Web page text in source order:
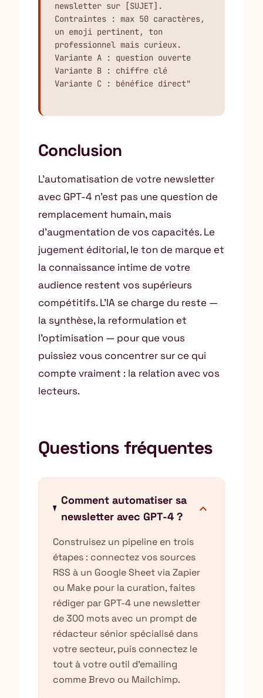
newsletter sur [SUJET].
Contraintes : max 50 caractères,
un emoji pertinent, ton
professionnel mais curieux.
Variante A : question ouverte
Variante B : chiffre clé
Variante C : bénéfice direct"
Conclusion
L’automatisation de votre newsletter
avec GPT-4 n’est pas une question de
remplacement humain, mais
d’augmentation de vos capacités. Le
jugement éditorial, le ton de marque et
la connaissance intime de votre
audience restent vos supérieurs
compétitifs. L’IA se charge du reste —
la synthèse, la reformulation et
l’optimisation — pour que vous
puissiez vous concentrer sur ce qui
compte vraiment : la relation avec vos
lecteurs.
Questions fréquentes
Comment automatiser sa
newsletter avec GPT-4 ?
expand_more
Construisez un pipeline en trois
étapes : connectez vos sources
RSS à un Google Sheet via Zapier
ou Make pour la curation, faites
rédiger par GPT-4 une newsletter
de 300 mots avec un prompt de
rédacteur sénior spécialisé dans
votre secteur, puis connectez le
tout à votre outil d'emailing
comme Brevo ou Mailchimp.